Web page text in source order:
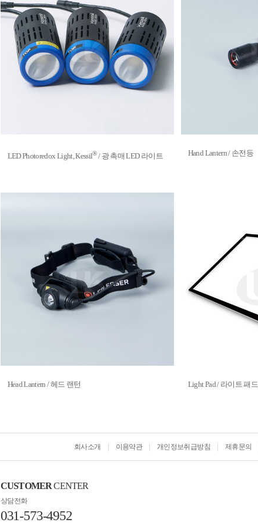
LED Photoredox Light, Kessil®/ 광 촉매 LED 라이트 Hand Lantern / 손전등
Head Lantern / 헤드 랜턴 Light Pad / 라이트 패드
회사소개 이용약관 개인정보취급방침 제휴문의
CUSTOMERCENTER
상담전화
031-573-4952